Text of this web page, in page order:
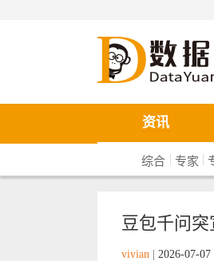
数据猿
资讯
综合 | 专家 |
豆包千问突
vivian 2026-07-07